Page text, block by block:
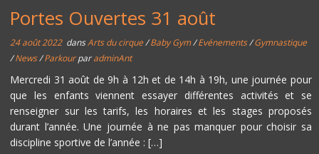
Portes Ouvertes 31 août
24 août 2022dansArts du cirque/Baby Gym/Evénements/Gymnastique
/News/ParkourparadminAnt
Mercredi 31 août de 9h à 12h et de 14h à 19h, une journée pour
que les enfants viennent essayer différentes activités et se
renseigner sur les tarifs, les horaires et les stages proposés
durant l’année. Une journée à ne pas manquer pour choisir sa
discipline sportive de l’année : […]